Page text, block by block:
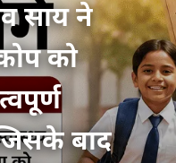
साय ने
को
बाद